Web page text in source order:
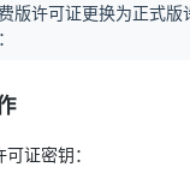
版许可证更换为正式版
证密钥：